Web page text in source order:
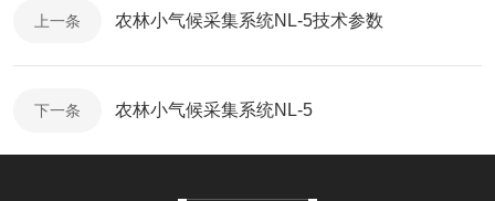
上一条 农林小气候采集系统NL-5技术参数
下一条 农林小气候采集系统NL-5